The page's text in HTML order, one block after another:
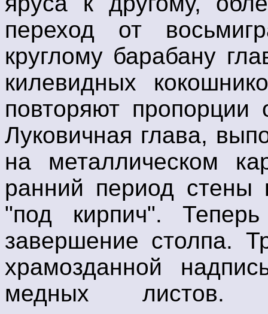
переход от
круглому барабану
килевидных
повторяют пропорции
Луковичная глава,
на металлическом
ранний период стены
"под кирпич".
завершение столпа.
храмозданной
медных листов.